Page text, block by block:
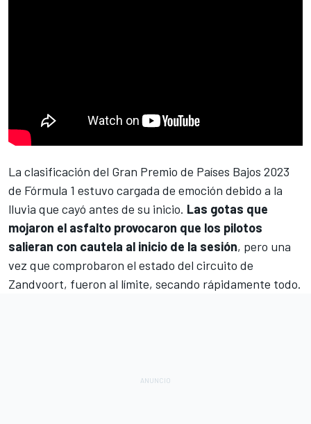
La clasificación del Gran Premio de Países Bajos 2023
de Fórmula 1 estuvo cargada de emoción debido a la
lluvia que cayó antes de su inicio. Las gotas que
mojaron el asfalto provocaron que los pilotos
salieran con cautela al inicio de la sesión, pero una
vez que comprobaron el estado del circuito de
Zandvoort, fueron al límite, secando rápidamente todo.